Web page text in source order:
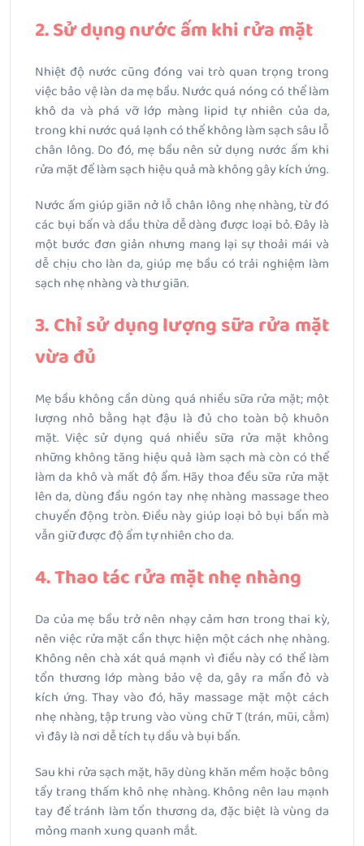
2. Sử dụng nước ấm khi rửa mặt
Nhiệt độ nước cũng đóng vai trò quan trọng trong
việc bảo vệ làn da mẹ bầu. Nước quá nóng có thể làm
khô da và phá vỡ lớp màng lipid tự nhiên của da,
trong khi nước quá lạnh có thể không làm sạch sâu lỗ
chân lông. Do đó, mẹ bầu nên sử dụng nước ấm khi
rửa mặt để làm sạch hiệu quả mà không gây kích ứng.
Nước ấm giúp giãn nở lỗ chân lông nhẹ nhàng, từ đó
các bụi bẩn và dầu thừa dễ dàng được loại bỏ. Đây là
một bước đơn giản nhưng mang lại sự thoải mái và
dễ chịu cho làn da, giúp mẹ bầu có trải nghiệm làm
sạch nhẹ nhàng và thư giãn.
3. Chỉ sử dụng lượng sữa rửa mặt
vừa đủ
Mẹ bầu không cần dùng quá nhiều sữa rửa mặt; một
lượng nhỏ bằng hạt đậu là đủ cho toàn bộ khuôn
mặt. Việc sử dụng quá nhiều sữa rửa mặt không
những không tăng hiệu quả làm sạch mà còn có thể
làm da khô và mất độ ẩm. Hãy thoa đều sữa rửa mặt
lên da, dùng đầu ngón tay nhẹ nhàng massage theo
chuyển động tròn. Điều này giúp loại bỏ bụi bẩn mà
vẫn giữ được độ ẩm tự nhiên cho da.
4. Thao tác rửa mặt nhẹ nhàng
Da của mẹ bầu trở nên nhạy cảm hơn trong thai kỳ,
nên việc rửa mặt cần thực hiện một cách nhẹ nhàng.
Không nên chà xát quá mạnh vì điều này có thể làm
tổn thương lớp màng bảo vệ da, gây ra mẩn đỏ và
kích ứng. Thay vào đó, hãy massage mặt một cách
nhẹ nhàng, tập trung vào vùng chữ T (trán, mũi, cằm)
vì đây là nơi dễ tích tụ dầu và bụi bẩn.
Sau khi rửa sạch mặt, hãy dùng khăn mềm hoặc bông
tẩy trang thấm khô nhẹ nhàng. Không nên lau mạnh
tay để tránh làm tổn thương da, đặc biệt là vùng da
mỏng manh xung quanh mắt.